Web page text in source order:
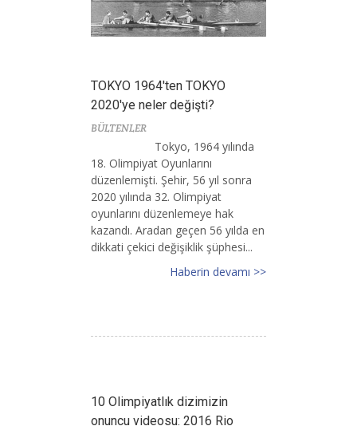
TOKYO 1964'ten TOKYO
2020'ye neler değişti?
BÜLTENLER
Tokyo, 1964 yılında
18. Olimpiyat Oyunlarını
düzenlemişti. Şehir, 56 yıl sonra
2020 yılında 32. Olimpiyat
oyunlarını düzenlemeye hak
kazandı. Aradan geçen 56 yılda en
dikkati çekici değişiklik şüphesi...
Haberin devamı >>
10 Olimpiyatlık dizimizin
onuncu videosu: 2016 Rio